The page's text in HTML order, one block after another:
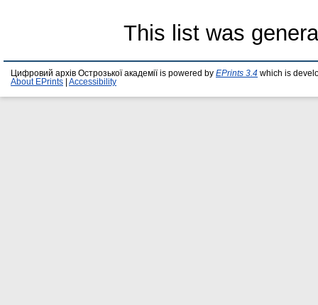
This list was
Цифровий архів Острозької академії is powered by EPrints 3.4 which is
About EPrints
Accessibility